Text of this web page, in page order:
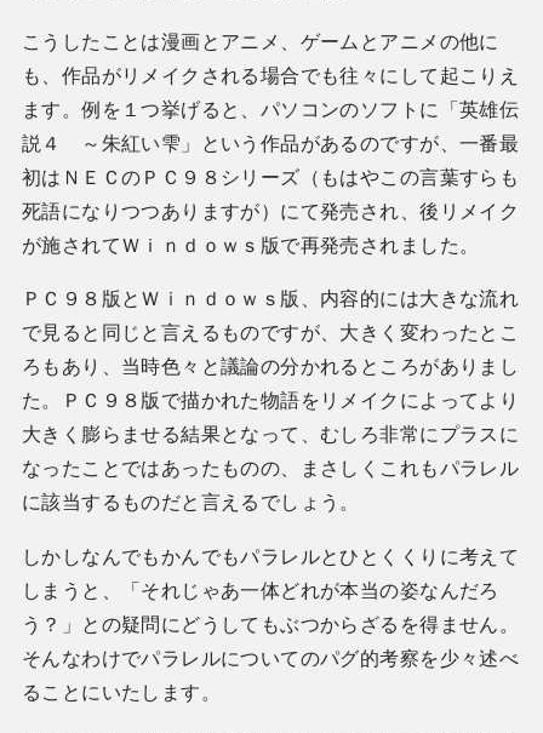
こうしたことは漫画とアニメ、ゲームとアニメの他に
も、作品がリメイクされる場合でも往々にして起こりえ
ます。例を１つ挙げると、パソコンのソフトに「英雄伝
説４ ～朱紅い雫」という作品があるのですが、一番最
初はＮＥＣのＰＣ９８シリーズ（もはやこの言葉すらも
死語になりつつありますが）にて発売され、後リメイク
が施されてＷｉｎｄｏｗｓ版で再発売されました。
ＰＣ９８版とＷｉｎｄｏｗｓ版、内容的には大きな流れ
で見ると同じと言えるものですが、大きく変わったとこ
ろもあり、当時色々と議論の分かれるところがありまし
た。ＰＣ９８版で描かれた物語をリメイクによってより
大きく膨らませる結果となって、むしろ非常にプラスに
なったことではあったものの、まさしくこれもパラレル
に該当するものだと言えるでしょう。
しかしなんでもかんでもパラレルとひとくくりに考えて
しまうと、「それじゃあ一体どれが本当の姿なんだろ
う？」との疑問にどうしてもぶつからざるを得ません。
そんなわけでパラレルについてのパグ的考察を少々述べ
ることにいたします。